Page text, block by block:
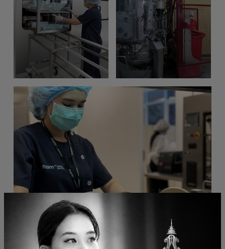
ภายใต้บริษัทร่วมทุนนามว่า 'บริษัท เซอร์วิโซ เฮลท์แคร์